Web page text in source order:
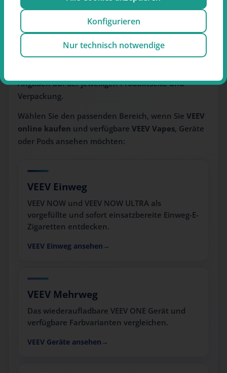
Wenn Sie eine
VEEV E-
suchen, können Sie hier die verfügbaren
Produktlinien vergleichen. Funktionsweise,
Nutzungsdauer, Füllmenge, Nikotinstärke und
Austauschkonzept unterscheiden sich je nach VEEV
Angaben auf der jeweiligen Produktseite und
Verpackung.
Wählen Sie den passenden Bereich, wenn Sie VEEV
online kaufen und verfügbare VEEV Vapes, Geräte
oder Pods ansehen möchten:
VEEV Einweg
VEEV NOW und VEEV NOW ULTRA als
vorgefüllte und sofort einsatzbereite Einweg-E-
Zigaretten entdecken.
VEEV Einweg ansehen
VEEV Mehrweg
Das wiederaufladbare VEEV ONE Gerät und
verfügbare Farbvarianten vergleichen.
VEEV Geräte ansehen
Konfigurieren
Nur technisch notwendige